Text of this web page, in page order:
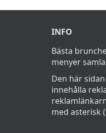
INFO
Bästa
menyer
Den här
innehålla
med asterisk